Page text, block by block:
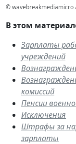
© wavebreakmediamicro
В этом
Зарплаты
учреждений
комиссий
Пенсии
Исключения
Штрафы за
зарплаты